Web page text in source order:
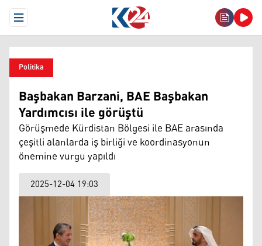
Open Menu
Politika
Başbakan Barzani, BAE Başbakan
Yardımcısı ile görüştü
Görüşmede Kürdistan Bölgesi ile BAE arasında
çeşitli alanlarda iş birliği ve koordinasyonun
önemine vurgu yapıldı
2025-12-04 19:03